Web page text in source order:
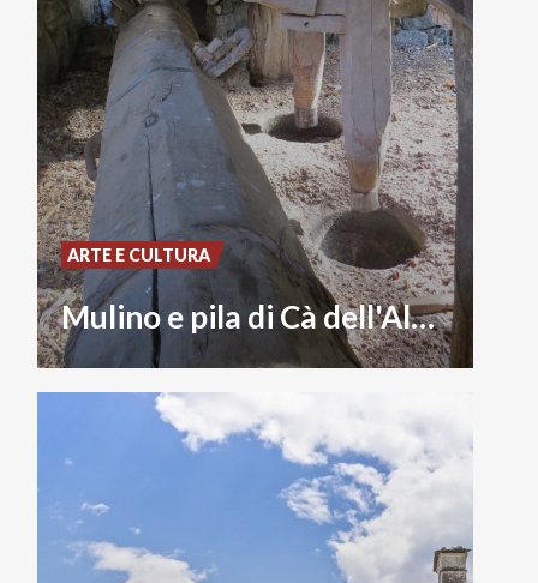
Mulino e pila di Cà dell'Albert
ARTE E CULTURA